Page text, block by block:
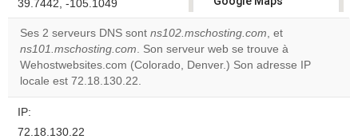
39.7442, -105.1049
correctly.
Do you
own this
OK
Ses 2 serveurs DNS sont ns102.mschosting.com, et
ns101.mschosting.com. Son serveur web se trouve à
Wehostwebsites.com (Colorado, Denver.) Son adresse IP
locale est 72.18.130.22.
IP:
72.18.130.22